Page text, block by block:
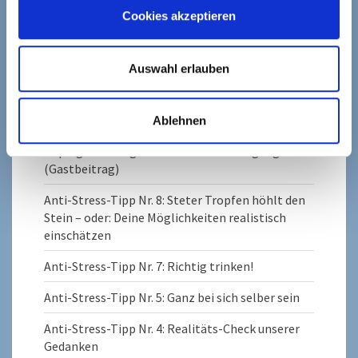
Cookies akzeptieren
Auswahl erlauben
Ablehnen
ANTI-STRESS-BLOG
(Gastbeitrag)
Anti-Stress-Tipp Nr. 8: Steter Tropfen höhlt den
Stein – oder: Deine Möglichkeiten realistisch
einschätzen
Anti-Stress-Tipp Nr. 7: Richtig trinken!
Anti-Stress-Tipp Nr. 5: Ganz bei sich selber sein
Anti-Stress-Tipp Nr. 4: Realitäts-Check unserer
Gedanken